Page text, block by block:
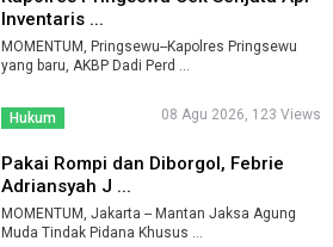
Inventaris ...
MOMENTUM, Pringsewu--Kapolres Pringsewu
yang baru, AKBP Dadi Perd ...
Hukum 08 Agu 2026, 123 Views
Pakai Rompi dan Diborgol, Febrie
Adriansyah J ...
MOMENTUM, Jakarta -- Mantan Jaksa Agung
Muda Tindak Pidana Khusus ...